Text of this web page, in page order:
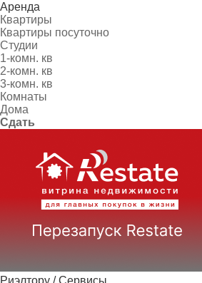
Аренда
Квартиры
Квартиры посуточно
Студии
1-комн. кв
2-комн. кв
3-комн. кв
Комнаты
Дома
Сдать
Риэлтору / Сервисы